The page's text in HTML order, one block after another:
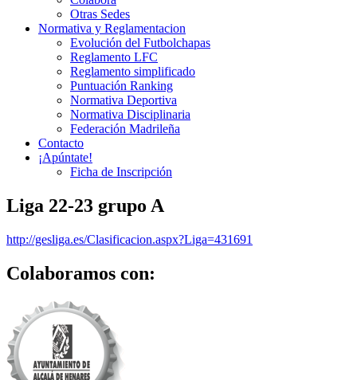
Otras Sedes
Normativa y Reglamentacion
Evolución del Futbolchapas
Reglamento LFC
Reglamento simplificado
Puntuación Ranking
Normativa Deportiva
Normativa Disciplinaria
Federación Madrileña
Contacto
¡Apúntate!
Ficha de Inscripción
Liga 22-23 grupo A
http://gesliga.es/Clasificacion.aspx?Liga=431691
Colaboramos con: